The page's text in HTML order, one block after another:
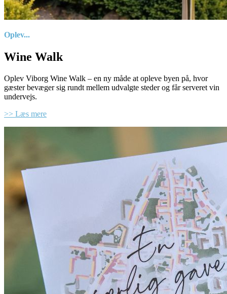
Oplev...
Wine Walk
Oplev Viborg Wine Walk – en ny måde at opleve byen på, hvor
gæster bevæger sig rundt mellem udvalgte steder og får serveret vin
undervejs.
>> Læs mere